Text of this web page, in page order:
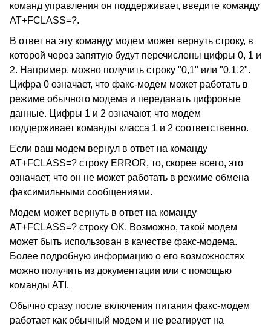
команд управления он поддерживает, введите команду
AT+FCLASS=?.
В ответ на эту команду модем может вернуть строку, в
которой через запятую будут перечислены цифры 0, 1 и
2. Например, можно получить строку "0,1" или "0,1,2".
Цифра 0 означает, что факс-модем может работать в
режиме обычного модема и передавать цифровые
данные. Цифры 1 и 2 означают, что модем
поддерживает команды класса 1 и 2 соответственно.
Если ваш модем вернул в ответ на команду
AT+FCLASS=? строку ERROR, то, скорее всего, это
означает, что он не может работать в режиме обмена
факсимильными сообщениями.
Модем может вернуть в ответ на команду
AT+FCLASS=? строку OK. Возможно, такой модем
может быть использован в качестве факс-модема.
Более подробную информацию о его возможностях
можно получить из документации или с помощью
команды ATI.
Обычно сразу после включения питания факс-модем
работает как обычный модем и не реагирует на